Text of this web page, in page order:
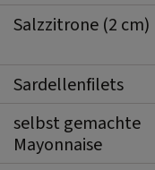
Salzzitrone (2 cm)
Sardellenfilets
selbst gemachte
Mayonnaise